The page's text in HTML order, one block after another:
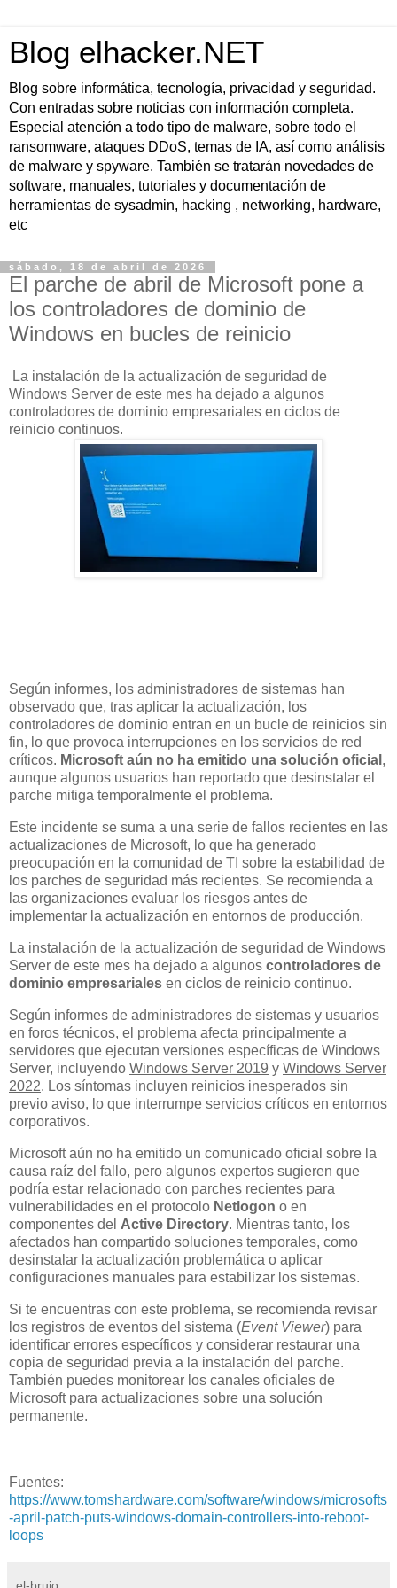
Blog elhacker.NET
Blog sobre informática, tecnología, privacidad y seguridad.
Con entradas sobre noticias con información completa.
Especial atención a todo tipo de malware, sobre todo el
ransomware, ataques DDoS, temas de IA, así como análisis
de malware y spyware. También se tratarán novedades de
software, manuales, tutoriales y documentación de
herramientas de sysadmin, hacking , networking, hardware,
etc
sábado, 18 de abril de 2026
El parche de abril de Microsoft pone a
los controladores de dominio de
Windows en bucles de reinicio
La instalación de la actualización de seguridad de
Windows Server de este mes ha dejado a algunos
controladores de dominio empresariales en ciclos de
reinicio continuos.
Según informes, los administradores de sistemas han
observado que, tras aplicar la actualización, los
controladores de dominio entran en un bucle de reinicios sin
fin, lo que provoca interrupciones en los servicios de red
críticos. Microsoft aún no ha emitido una solución oficial ,
aunque algunos usuarios han reportado que desinstalar el
parche mitiga temporalmente el problema.
Este incidente se suma a una serie de fallos recientes en las
actualizaciones de Microsoft, lo que ha generado
preocupación en la comunidad de TI sobre la estabilidad de
los parches de seguridad más recientes. Se recomienda a
las organizaciones evaluar los riesgos antes de
implementar la actualización en entornos de producción.
La instalación de la actualización de seguridad de Windows
Server de este mes ha dejado a algunos controladores de
dominio empresariales en ciclos de reinicio continuo.
Según informes de administradores de sistemas y usuarios
en foros técnicos, el problema afecta principalmente a
servidores que ejecutan versiones específicas de Windows
Server, incluyendo Windows Server 2019 y Windows Server
2022. Los síntomas incluyen reinicios inesperados sin
previo aviso, lo que interrumpe servicios críticos en entornos
corporativos.
Microsoft aún no ha emitido un comunicado oficial sobre la
causa raíz del fallo, pero algunos expertos sugieren que
podría estar relacionado con parches recientes para
vulnerabilidades en el protocolo Netlogon o en
componentes del Active Directory. Mientras tanto, los
afectados han compartido soluciones temporales, como
desinstalar la actualización problemática o aplicar
configuraciones manuales para estabilizar los sistemas.
Si te encuentras con este problema, se recomienda revisar
los registros de eventos del sistema (Event Viewer) para
identificar errores específicos y considerar restaurar una
copia de seguridad previa a la instalación del parche.
También puedes monitorear los canales oficiales de
Microsoft para actualizaciones sobre una solución
permanente.
Fuentes:
https://www.tomshardware.com/software/windows/microsofts
-april-patch-puts-windows-domain-controllers-into-reboot-
loops